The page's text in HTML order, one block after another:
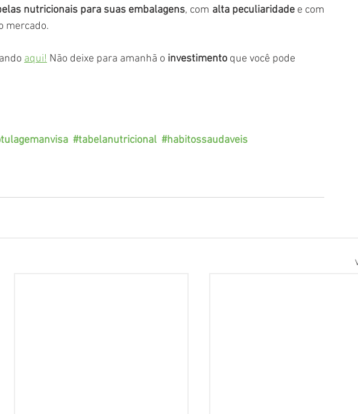
nutricionais para suas embalagens, com alta peculiaridade e com
mercado.
aqui! Não deixe para amanhã o investimento que você pode
#tabelanutricional #habitossaudaveis